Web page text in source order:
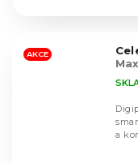
hvězdiček.
AKCE
a